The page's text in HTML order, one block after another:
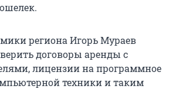
региона Игорь Мураев
договоры аренды с
лицензии на программное
техники и таким